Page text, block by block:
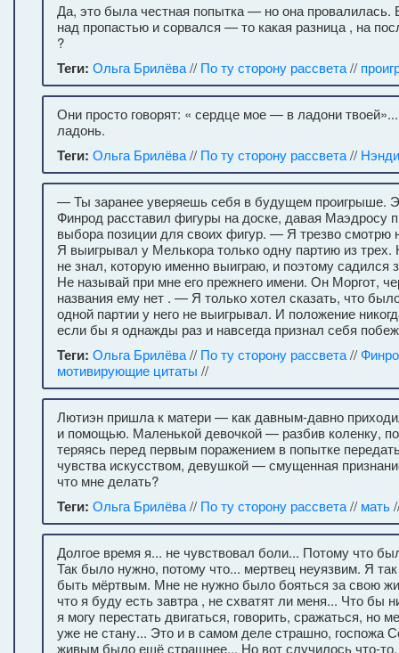
Да, это была честная попытка — но она
над пропастью и сорвался — то какая разница , на
?
Теги: Ольга Брилёва// По ту сторону рассвета//
Они просто говорят: « сердце мое — в ладони
ладонь.
Теги: Ольга Брилёва// По ту сторону рассвета//
— Ты заранее уверяешь себя в будущем проигрыше.
Финрод расставил фигуры на доске, давая Маэдросу
выбора позиции для своих фигур. — Я трезво
Я выигрывал у Мелькора только одну партию из трех.
не знал, которую именно выиграю, и поэтому
Не называй при мне его прежнего имени. Он Моргот,
названия ему нет . — Я только хотел сказать, что
одной партии у него не выигрывал. И положение
если бы я однажды раз и навсегда признал себя
Теги: Ольга Брилёва// По ту сторону рассвета//
мотивирующие цитаты //
Лютиэн пришла к матери — как давным-давно
и помощью. Маленькой девочкой — разбив коленку,
теряясь перед первым поражением в попытке
чувства искусством, девушкой — смущенная
что мне делать?
Теги: Ольга Брилёва// По ту сторону рассвета// мать
Долгое время я... не чувствовал боли... Потому что
Так было нужно, потому что... мертвец неуязвим. Я
быть мёртвым. Мне не нужно было бояться за свою
что я буду есть завтра , не схватят ли меня... Что бы
я могу перестать двигаться, говорить, сражаться, но
уже не стану... Это и в самом деле страшно, госпожа
живым было ещё страшнее... Но вот случилось что-